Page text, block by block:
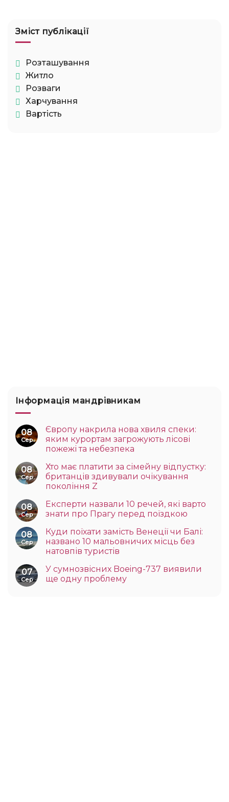
Зміст публікації
Розташування
Житло
Розваги
Харчування
Вартість
Інформація мандрівникам
08
Сер
Європу накрила нова хвиля спеки:
яким курортам загрожують лісові
пожежі та небезпека
08
Сер
Хто має платити за сімейну відпустку:
британців здивували очікування
покоління Z
08
Сер
Експерти назвали 10 речей, які варто
знати про Прагу перед поїздкою
08
Сер
Куди поїхати замість Венеції чи Балі:
названо 10 мальовничих місць без
натовпів туристів
07
Сер
У сумнозвісних Boeing-737 виявили
ще одну проблему